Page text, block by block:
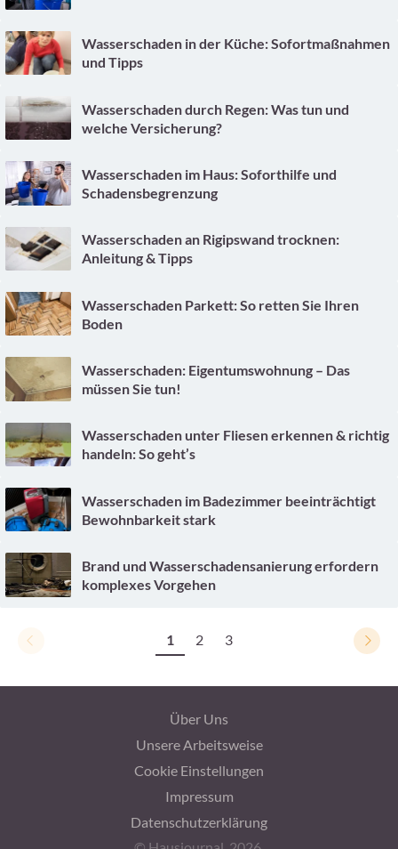
Wasserschaden in der Küche: Sofortmaßnahmen
und Tipps
Wasserschaden durch Regen: Was tun und
welche Versicherung?
Wasserschaden im Haus: Soforthilfe und
Schadensbegrenzung
Wasserschaden an Rigipswand trocknen:
Anleitung & Tipps
Wasserschaden Parkett: So retten Sie Ihren
Boden
Wasserschaden: Eigentumswohnung – Das
müssen Sie tun!
Wasserschaden unter Fliesen erkennen & richtig
handeln: So geht’s
Wasserschaden im Badezimmer beeinträchtigt
Bewohnbarkeit stark
Brand und Wasserschadensanierung erfordern
komplexes Vorgehen
1 2 3
Über Uns
Unsere Arbeitsweise
Cookie Einstellungen
Impressum
Datenschutzerklärung